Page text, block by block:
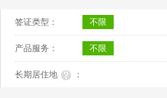
签证类型： 不限
产品服务： 不限
长期居住地 ：